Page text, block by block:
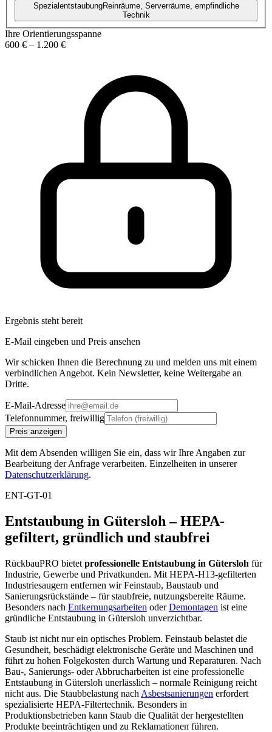
SpezialentstaubungReinräume, Serverräume, empfindliche
Technik
Ihre Orientierungsspanne
600 € – 1.200 €
Ergebnis steht bereit
E-Mail eingeben und Preis ansehen
Wir schicken Ihnen die Berechnung zu und melden uns mit einem
verbindlichen Angebot. Kein Newsletter, keine Weitergabe an
Dritte.
E-Mail-Adresse
Telefonnummer, freiwillig
Preis anzeigen
Mit dem Absenden willigen Sie ein, dass wir Ihre Angaben zur
Bearbeitung der Anfrage verarbeiten. Einzelheiten in unserer
Datenschutzerklärung.
ENT-GT-01
Entstaubung in Gütersloh – HEPA-
gefiltert, gründlich und staubfrei
RückbauPRO bietet professionelle Entstaubung in Gütersloh für
Industrie, Gewerbe und Privatkunden. Mit HEPA-H13-gefilterten
Industriesaugern entfernen wir Feinstaub, Baustaub und
Sanierungsrückstände – für staubfreie, nutzungsbereite Räume.
Besonders nach Entkernungsarbeiten oderDemontagen ist eine
gründliche Entstaubung in Gütersloh unverzichtbar.
Staub ist nicht nur ein optisches Problem. Feinstaub belastet die
Gesundheit, beschädigt elektronische Geräte und Maschinen und
führt zu hohen Folgekosten durch Wartung und Reparaturen. Nach
Bau-, Sanierungs- oder Abbrucharbeiten ist eine professionelle
Entstaubung in Gütersloh unerlässlich – normale Reinigung reicht
nicht aus. Die Staubbelastung nach Asbestsanierungen erfordert
spezialisierte HEPA-Filtertechnik. Besonders in
Produktionsbetrieben kann Staub die Qualität der hergestellten
Produkte beeinträchtigen und zu Reklamationen führen.